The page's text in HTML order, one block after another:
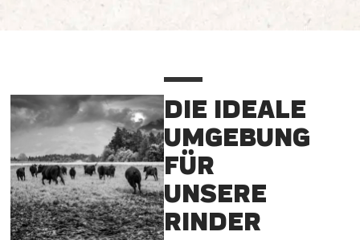
DIE IDEALE
UMGEBUNG
FÜR
UNSERE
RINDER